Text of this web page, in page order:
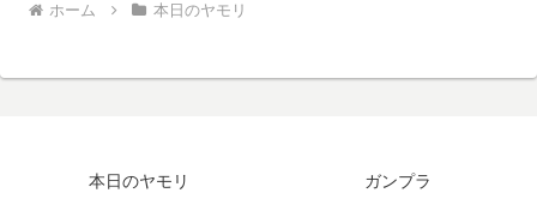
ホーム 本日のヤモリ
本日のヤモリ
ガンプラ